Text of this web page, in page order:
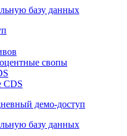
базу данных
свопы
CDS
демо-доступ
базу данных